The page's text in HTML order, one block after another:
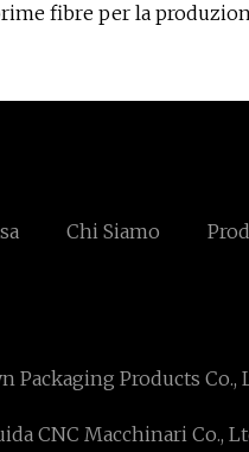
fibre per la
Chi Siamo
Packaging Products Co.,
CNC Macchinari Co.,